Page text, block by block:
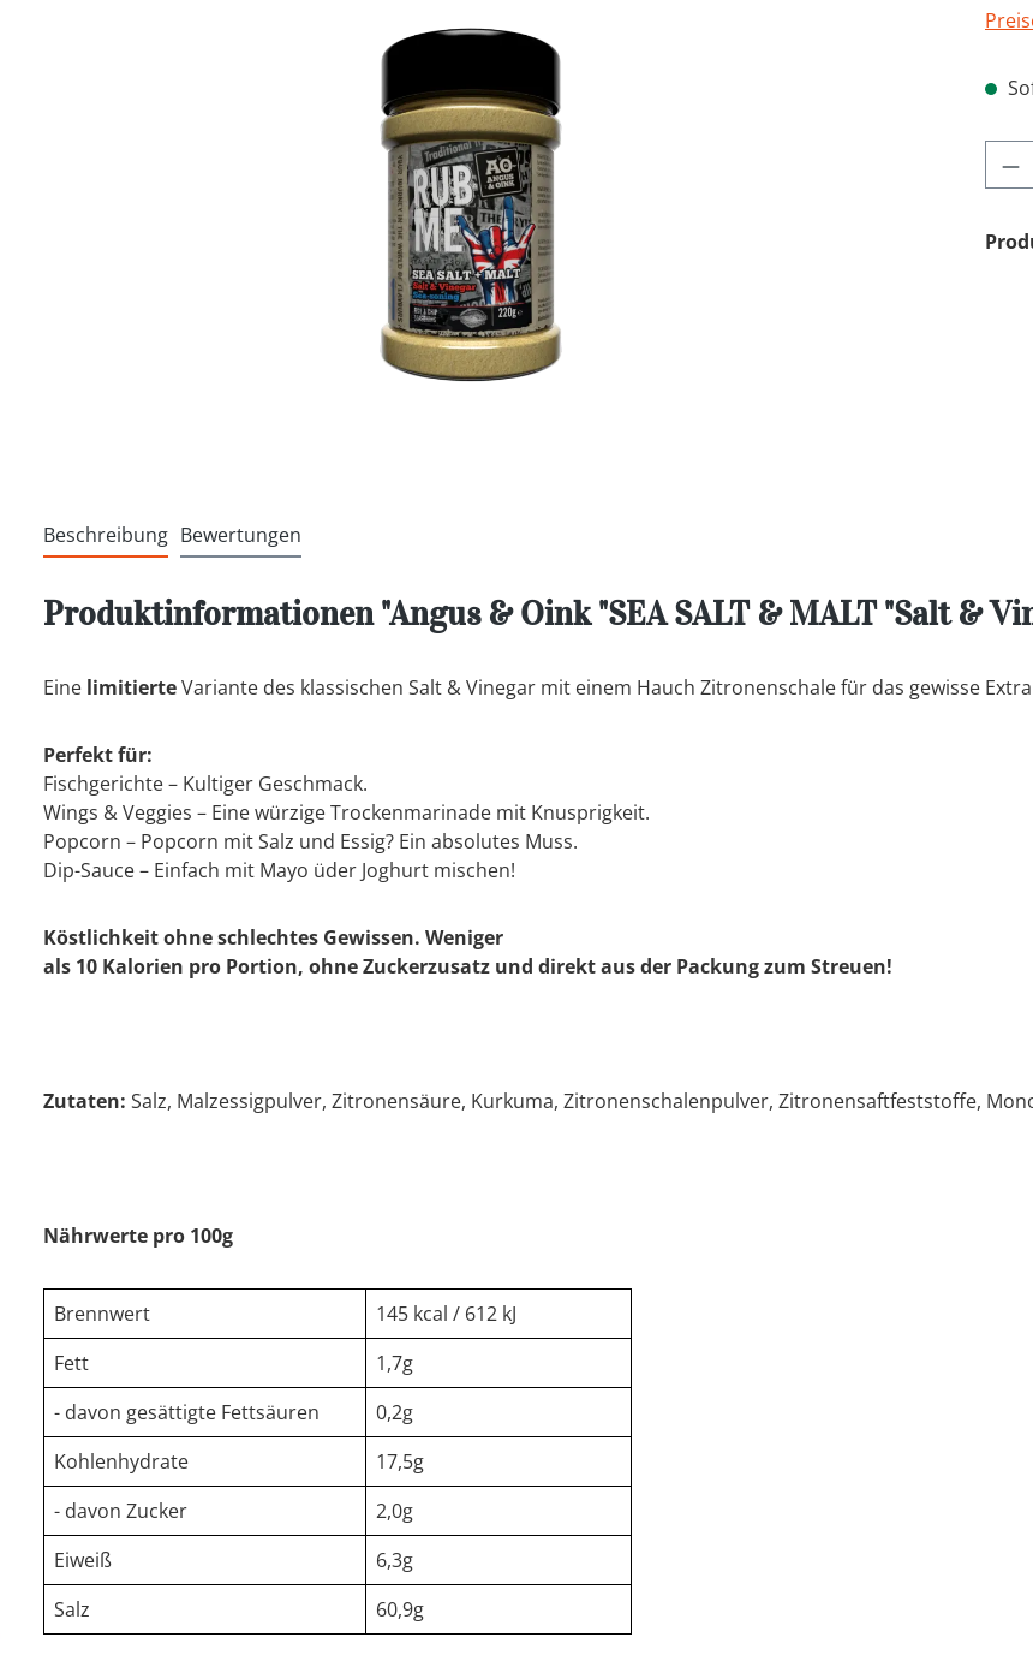
Beschreibung Bewertungen
Produktinformationen "Angus & Oink "SEA SALT & MALT "Salt &
Eine limitierteVariante des klassischen Salt & Vinegar mit einem Hauch Zitronenschale für das gewisse
Perfekt für:
Fischgerichte – Kultiger Geschmack.
Wings & Veggies – Eine würzige Trockenmarinade mit Knusprigkeit.
Popcorn – Popcorn mit Salz und Essig? Ein absolutes Muss.
Dip-Sauce – Einfach mit Mayo üder Joghurt mischen!
Köstlichkeit ohne schlechtes Gewissen. Weniger
als 10 Kalorien pro Portion, ohne Zuckerzusatz und direkt aus der Packung zum Streuen!
Zutaten: Salz, Malzessigpulver, Zitronensäure, Kurkuma, Zitronenschalenpulver, Zitronensaftfeststoffe,
Nährwerte pro 100g
Brennwert
145 kcal / 612 kJ
Fett
1,7g
- davon gesättigte Fettsäuren
0,2g
Kohlenhydrate
17,5g
- davon Zucker
2,0g
Eiweiß
6,3g
Salz
60,9g